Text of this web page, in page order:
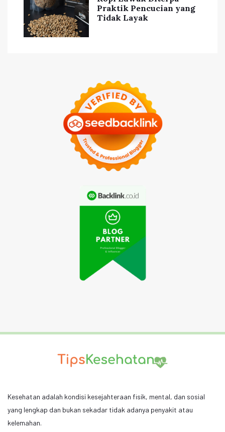
Praktik Pencucian yang
Tidak Layak
Kesehatan adalah kondisi kesejahteraan fisik, mental, dan sosial
yang lengkap dan bukan sekadar tidak adanya penyakit atau
kelemahan.